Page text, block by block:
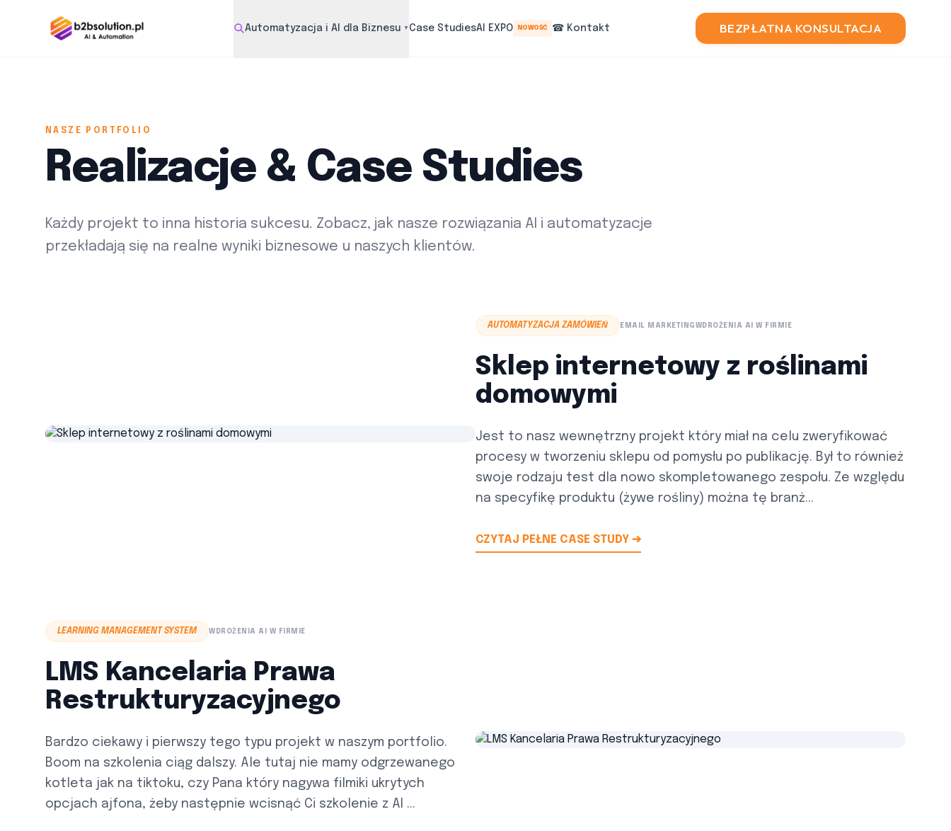
Automatyzacja i AI dla Biznesu ▼ Case StudiesAI EXPO NOWOŚĆ ☎ Kontakt BEZPŁATNA KONSULTACJA
NASZE PORTFOLIO
Realizacje & Case Studies
Każdy projekt to inna historia sukcesu. Zobacz, jak nasze rozwiązania AI i automatyzacje
przekładają się na realne wyniki biznesowe u naszych klientów.
AUTOMATYZACJA ZAMÓWIEŃ EMAIL MARKETING WDROŻENIA AI W FIRMIE
Sklep internetowy z roślinami
domowymi
Jest to nasz wewnętrzny projekt który miał na celu zweryfikować
procesy w tworzeniu sklepu od pomysłu po publikację. Był to również
swoje rodzaju test dla nowo skompletowanego zespołu. Ze względu
na specyfikę produktu (żywe rośliny) można tę branż...
CZYTAJ PEŁNE CASE STUDY ➔
LEARNING MANAGEMENT SYSTEM WDROŻENIA AI W FIRMIE
LMS Kancelaria Prawa
Restrukturyzacyjnego
Bardzo ciekawy i pierwszy tego typu projekt w naszym portfolio.
Boom na szkolenia ciąg dalszy. Ale tutaj nie mamy odgrzewanego
kotleta jak na tiktoku, czy Pana który nagywa filmiki ukrytych
opcjach ajfona, żeby następnie wcisnąć Ci szkolenie z AI ...